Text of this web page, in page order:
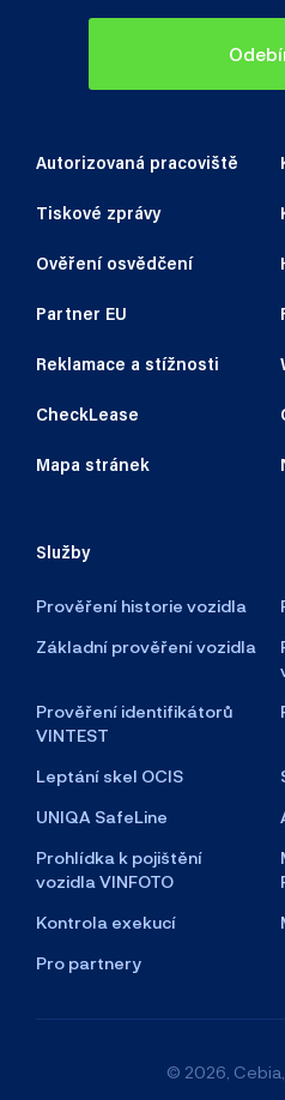
Autorizovaná pracoviště
Tiskové zprávy
Ověření osvědčení
Partner EU
Reklamace a stížnosti
CheckLease
Mapa stránek
Služby
Prověření historie vozidla
Základní prověření vozidla
Prověření identifikátorů
VINTEST
Leptání skel OCIS
UNIQA SafeLine
Prohlídka k pojištění
vozidla VINFOTO
Kontrola exekucí
Pro partnery
© 2026, Cebia,